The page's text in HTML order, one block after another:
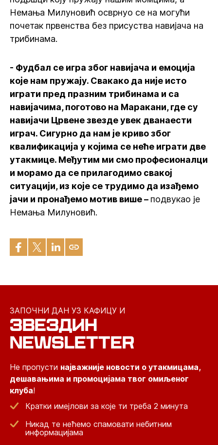
Немања Милуновић осврнуо се на могући
почетак првенства без присуства навијача на
трибинама.
- Фудбал се игра због навијача и емоција
које нам пружају. Свакако да није исто
играти пред празним трибинама и са
навијачима, поготово на Маракани, где су
навијачи Црвене звезде увек дванаести
играч. Сигурно да нам је криво због
квалификација у којима се неће играти две
утакмице. Међутим ми смо професионалци
и морамо да се прилагодимо свакој
ситуацији, из које се трудимо да изађемо
јачи и пронађемо мотив више – подвукао је
Немања Милуновић.
ЗАПОЧНИ ДАН УЗ КАФИЦУ И
ЗВЕЗДИН
NEWSLETTER
Не пропусти најважније новости о утакмицама,
дешавањима и промоцијама твог омиљеног
клуба!
Кратки имејлови за које ти треба 2 минута
Никад те нећемо спамовати небитним
информацијама